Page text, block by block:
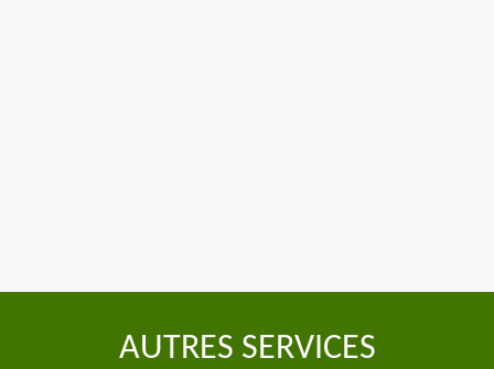
AUTRES SERVICES